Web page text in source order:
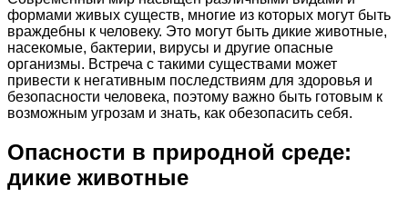
формами живых существ, многие из которых могут быть
враждебны к человеку. Это могут быть дикие животные,
насекомые, бактерии, вирусы и другие опасные
организмы. Встреча с такими существами может
привести к негативным последствиям для здоровья и
безопасности человека, поэтому важно быть готовым к
возможным угрозам и знать, как обезопасить себя.
Опасности в природной среде:
дикие животные